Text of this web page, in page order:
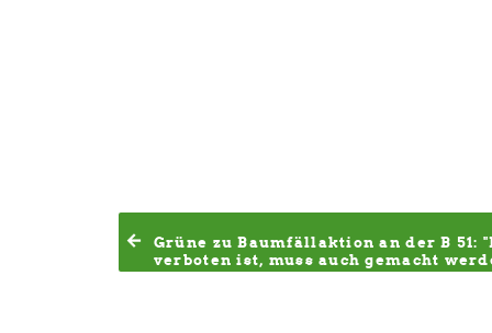
Grüne zu Baumfällaktion an der B 51:
verboten ist, muss auch gemacht